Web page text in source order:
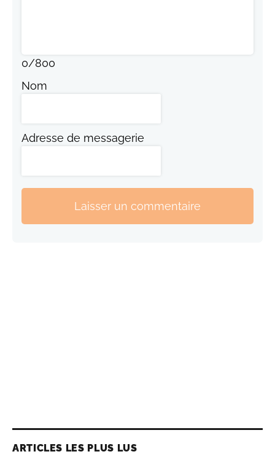
0/800
Nom
Adresse de messagerie
Laisser un commentaire
ARTICLES LES PLUS LUS